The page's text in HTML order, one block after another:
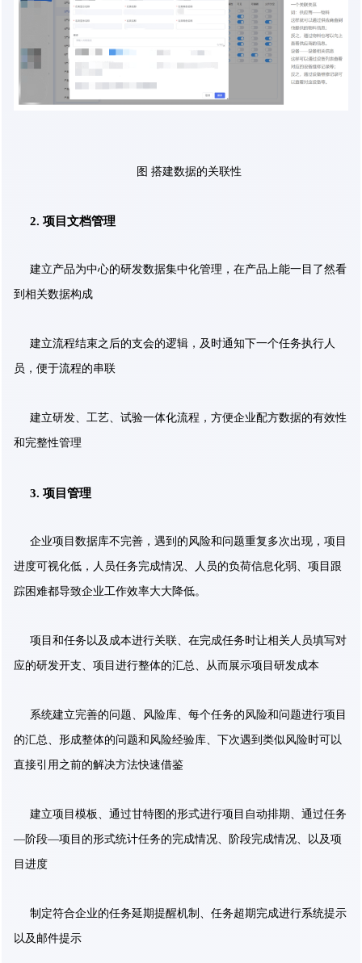
图 搭建数据的关联性
2. 项目文档管理
建立产品为中心的研发数据集中化管理，在产品上能一目了然看
到相关数据构成
建立流程结束之后的支会的逻辑，及时通知下一个任务执行人
员，便于流程的串联
建立研发、工艺、试验一体化流程，方便企业配方数据的有效性
和完整性管理
3. 项目管理
企业项目数据库不完善，遇到的风险和问题重复多次出现，项目
进度可视化低，人员任务完成情况、人员的负荷信息化弱、项目跟
踪困难都导致企业工作效率大大降低。
项目和任务以及成本进行关联、在完成任务时让相关人员填写对
应的研发开支、项目进行整体的汇总、从而展示项目研发成本
系统建立完善的问题、风险库、每个任务的风险和问题进行项目
的汇总、形成整体的问题和风险经验库、下次遇到类似风险时可以
直接引用之前的解决方法快速借鉴
建立项目模板、通过甘特图的形式进行项目自动排期、通过任务
—阶段—项目的形式统计任务的完成情况、阶段完成情况、以及项
目进度
制定符合企业的任务延期提醒机制、任务超期完成进行系统提示
以及邮件提示